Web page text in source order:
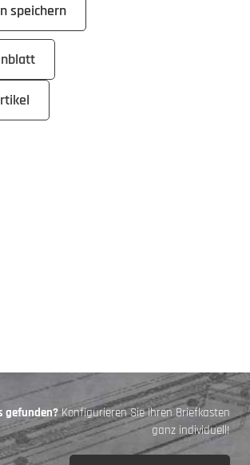
speichern
gefunden?Konfigurieren Sie Ihren Briefkasten
ganz individuell!